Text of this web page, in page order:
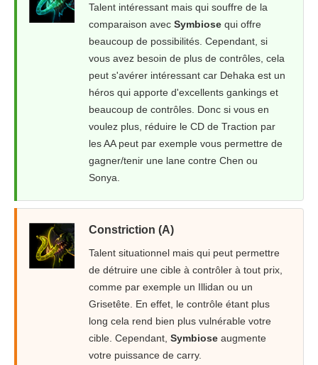
Talent intéressant mais qui souffre de la
comparaison avec Symbiose qui offre
beaucoup de possibilités. Cependant, si
vous avez besoin de plus de contrôles, cela
peut s'avérer intéressant car Dehaka est un
héros qui apporte d'excellents gankings et
beaucoup de contrôles. Donc si vous en
voulez plus, réduire le CD de Traction par
les AA peut par exemple vous permettre de
gagner/tenir une lane contre Chen ou
Sonya.
Constriction (A)
Talent situationnel mais qui peut permettre
de détruire une cible à contrôler à tout prix,
comme par exemple un Illidan ou un
Grisetête. En effet, le contrôle étant plus
long cela rend bien plus vulnérable votre
cible. Cependant, Symbiose augmente
votre puissance de carry.